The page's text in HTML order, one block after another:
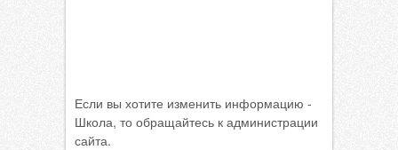
Если вы хотите изменить информацию -
Школа, то обращайтесь к администрации
сайта.